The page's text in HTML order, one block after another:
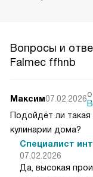
Вопросы и
Falmec ffhnb
Максим07.02.2026
Подойдёт ли
кулинарии дома?
Специалист
07.02.2026
Да, высокая